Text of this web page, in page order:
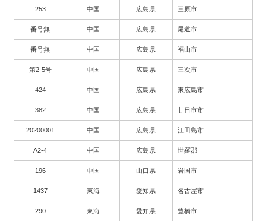
253 中国 広島県 三原市
番号無 中国 広島県 尾道市
番号無 中国 広島県 福山市
第2-5号 中国 広島県 三次市
424 中国 広島県 東広島市
382 中国 広島県 廿日市市
20200001 中国 広島県 江田島市
A2-4 中国 広島県 世羅郡
196 中国 山口県 岩国市
1437 東海 愛知県 名古屋市
290 東海 愛知県 豊橋市